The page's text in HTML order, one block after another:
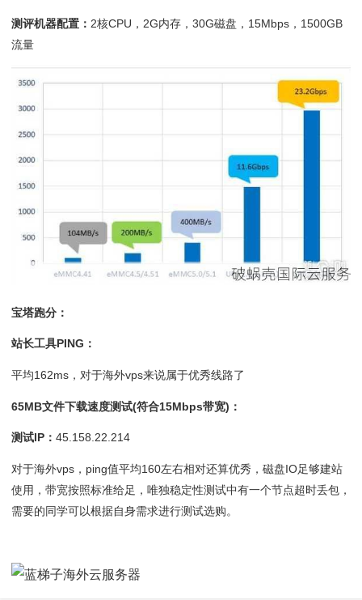
测评机器配置： 2核CPU，2G内存，30G磁盘，15Mbps，1500GB
流量
宝塔跑分：
站长工具PING：
平均162ms，对于海外vps来说属于优秀线路了
65MB文件下载速度测试(符合15Mbps带宽)：
测试IP： 45.158.22.214
对于海外vps，ping值平均160左右相对还算优秀，磁盘IO足够建站
使用，带宽按照标准给足，唯独稳定性测试中有一个节点超时丢包，
需要的同学可以根据自身需求进行测试选购。